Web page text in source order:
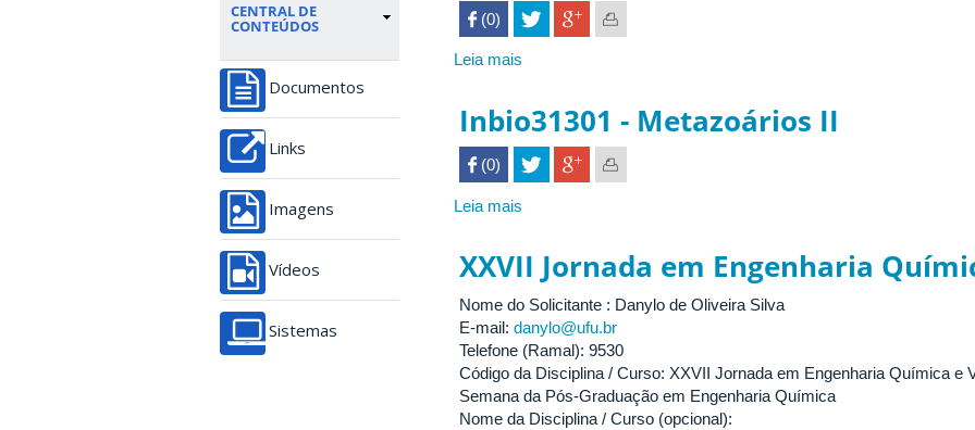
CENTRAL DE
CONTEÚDOS
Documentos
Links
Imagens
Vídeos
Sistemas
 (0)
Leia mais
Metazoários
II
Inbio31301 - Metazoários II
 (0)
Leia mais
Metazoários
II
XXVII Jornada em Engenharia
Nome do Solicitante : Danylo de Oliveira Silva
E-mail: danylo@ufu.br
Telefone (Ramal): 9530
Código da Disciplina / Curso: XXVII Jornada em Engenharia Química e
Semana da Pós-Graduação em Engenharia Química
Nome da Disciplina / Curso (opcional):